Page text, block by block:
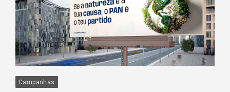
Campanhas